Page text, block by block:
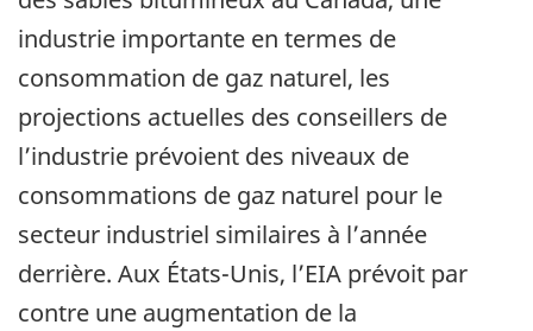
industrie importante en termes de
consommation de gaz naturel, les
projections actuelles des conseillers de
l’industrie prévoient des niveaux de
consommations de gaz naturel pour le
secteur industriel similaires à l’année
derrière. Aux États-Unis, l’EIA prévoit par
contre une augmentation de la